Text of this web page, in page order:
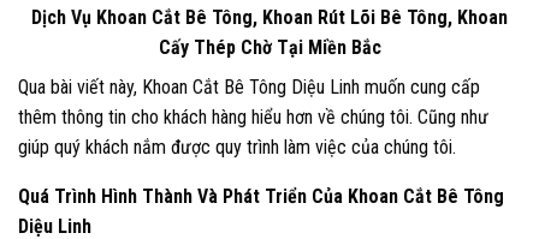
Dịch Vụ Khoan Cắt Bê Tông, Khoan Rút Lõi Bê Tông, Khoan
Cấy Thép Chờ Tại Miền Bắc
Qua bài viết này, Khoan Cắt Bê Tông Diệu Linh muốn cung cấp
thêm thông tin cho khách hàng hiểu hơn về chúng tôi. Cũng như
giúp quý khách nắm được quy trình làm việc của chúng tôi.
Quá Trình Hình Thành Và Phát Triển Của Khoan Cắt Bê Tông
Diệu Linh